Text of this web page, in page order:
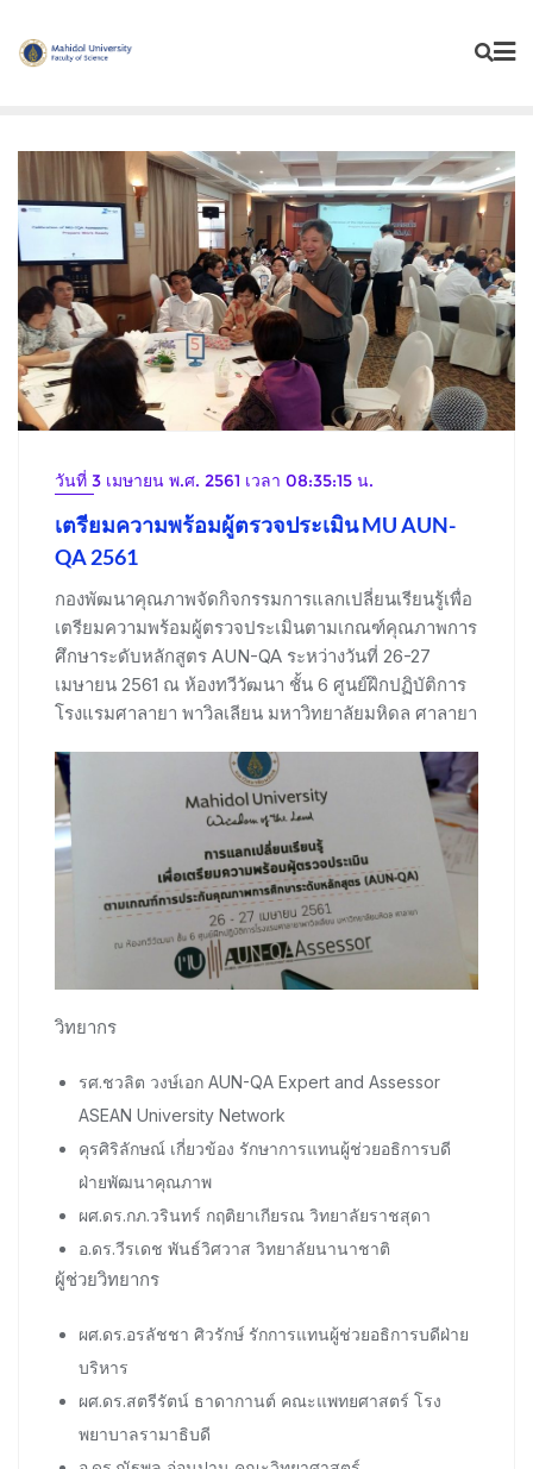
content
วันที่ 3 เมษายน พ.ศ. 2561 เวลา 08:35:15 น.
เตรียมความพร้อมผู้ตรวจประเมิน MU AUN-
QA 2561
กองพัฒนาคุณภาพจัดกิจกรรมการแลกเปลี่ยนเรียนรู้เพื่อ
เตรียมความพร้อมผู้ตรวจประเมินตามเกณฑ์คุณภาพการ
ศึกษาระดับหลักสูตร AUN-QA ระหว่างวันที่ 26-27
เมษายน 2561 ณ ห้องทวีวัฒนา ชั้น 6 ศูนย์ฝึกปฏิบัติการ
โรงแรมศาลายา พาวิลเลียน มหาวิทยาลัยมหิดล ศาลายา
วิทยากร
รศ.ชวลิต วงษ์เอก AUN-QA Expert and Assessor
ASEAN University Network
คุรศิริลักษณ์ เกี่ยวข้อง รักษาการแทนผู้ช่วยอธิการบดี
ฝ่ายพัฒนาคุณภาพ
ผศ.ดร.กภ.วรินทร์ กฤติยาเกียรณ วิทยาลัยราชสุดา
อ.ดร.วีรเดช พันธ์วิศวาส วิทยาลัยนานาชาติ
ผู้ช่วยวิทยากร
ผศ.ดร.อรลัชชา ศิวรักษ์ รักการแทนผู้ช่วยอธิการบดีฝ่าย
บริหาร
ผศ.ดร.สตรีรัตน์ ธาดากานต์ คณะแพทยศาสตร์ โรง
พยาบาลรามาธิบดี